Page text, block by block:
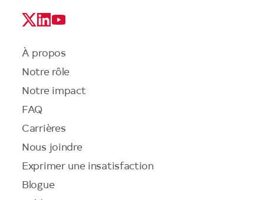
Logo
Social
Media
Menu
du
pied
de
page
À propos
Notre rôle
Notre impact
FAQ
Carrières
Nous joindre
Exprimer une insatisfaction
Blogue